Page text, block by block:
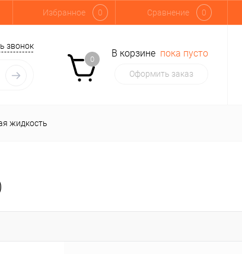
Избранное 0 Сравнение 0
звонок
0
В корзине пока пусто
Оформить заказ
жидкость